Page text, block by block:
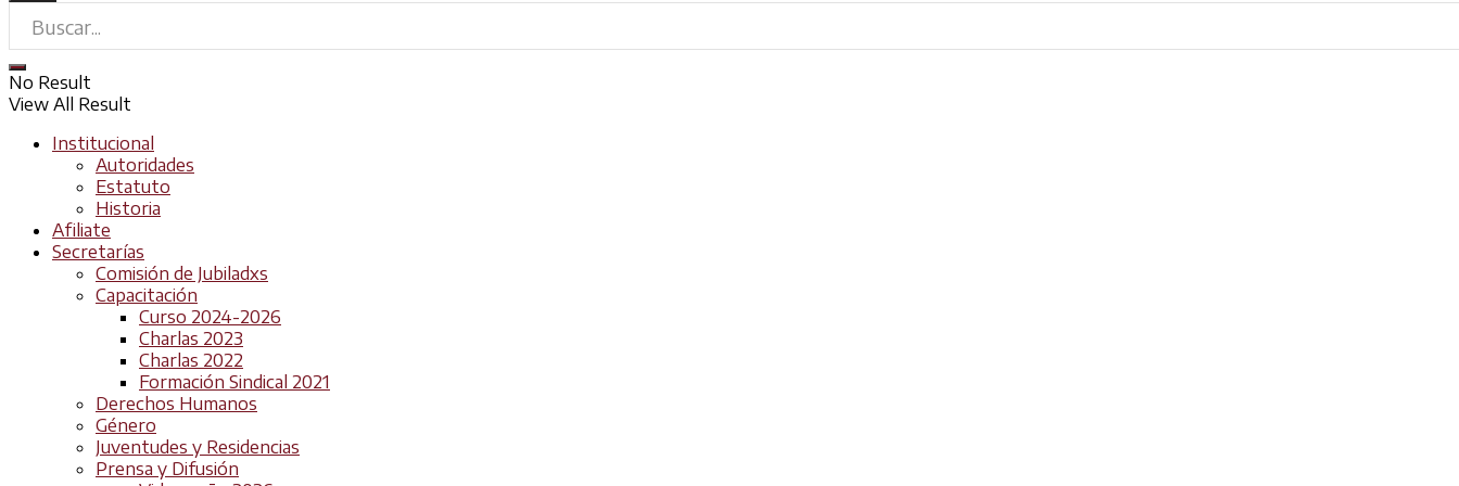
No Result
View All Result
Institucional
Autoridades
Estatuto
Historia
Afiliate
Secretarías
Comisión de Jubiladxs
Capacitación
Curso 2024-2026
Charlas 2023
Charlas 2022
Formación Sindical 2021
Derechos Humanos
Género
Juventudes y Residencias
Prensa y Difusión